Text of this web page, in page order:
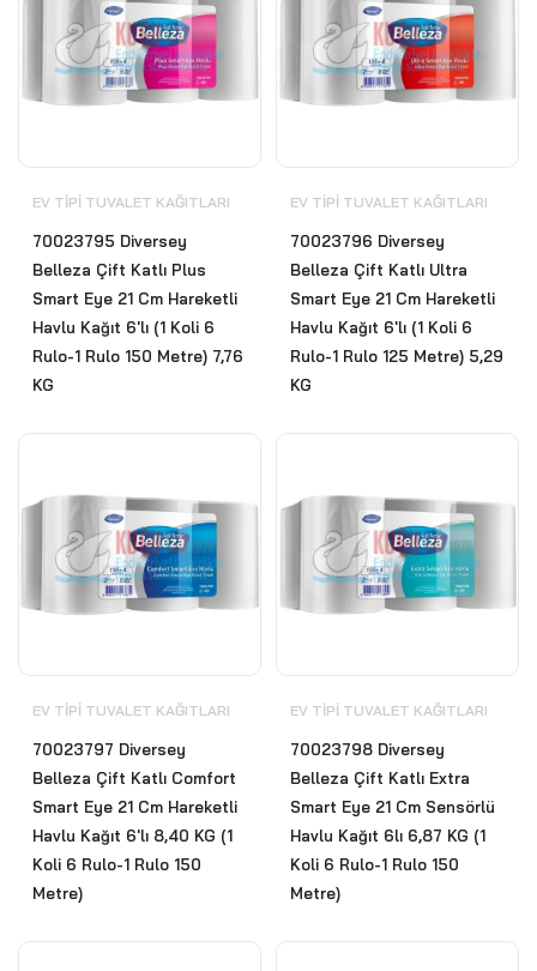
EV TIPI TUVALET KAĞITLARI
70023795 Diversey
Belleza Çift Katlı Plus
Smart Eye 21 Cm Hareketli
Havlu Kağıt 6'lı (1 Koli 6
Rulo-1 Rulo 150 Metre) 7,76
KG
EV TIPI TUVALET KAĞITLARI
70023796 Diversey
Belleza Çift Katlı Ultra
Smart Eye 21 Cm Hareketli
Havlu Kağıt 6'lı (1 Koli 6
Rulo-1 Rulo 125 Metre) 5,29
KG
EV TIPI TUVALET KAĞITLARI
70023797 Diversey
Belleza Çift Katlı Comfort
Smart Eye 21 Cm Hareketli
Havlu Kağıt 6'lı 8,40 KG (1
Koli 6 Rulo-1 Rulo 150
Metre)
EV TIPI TUVALET KAĞITLARI
70023798 Diversey
Belleza Çift Katlı Extra
Smart Eye 21 Cm Sensörlü
Havlu Kağıt 6lı 6,87 KG (1
Koli 6 Rulo-1 Rulo 150
Metre)